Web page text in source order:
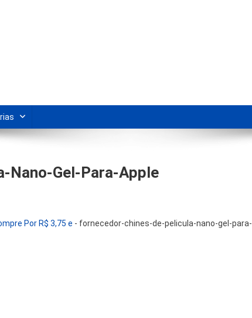
Nano-Gel-Para-Apple
Por R$ 3,75 e - fornecedor-chines-de-pelicula-nano-gel-para-